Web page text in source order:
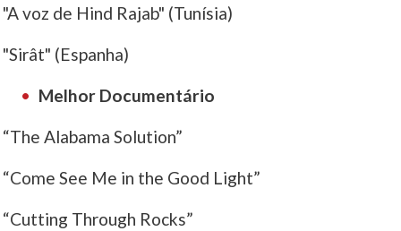
"A voz de Hind Rajab" (Tunísia)
"Sirât" (Espanha)
Melhor Documentário
“The Alabama Solution”
“Come See Me in the Good Light”
“Cutting Through Rocks”